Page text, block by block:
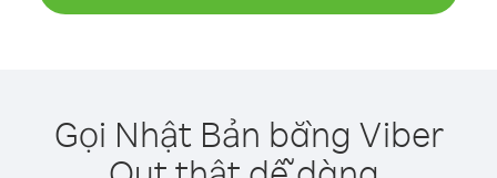
Gọi Nhật Bản bằng Viber